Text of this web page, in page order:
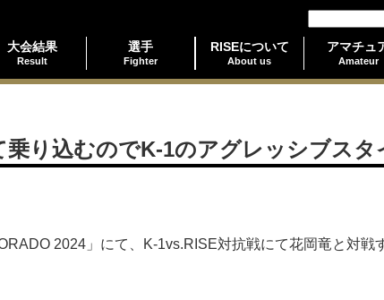
大会結果
Result
選手
Fighter
RISEについて
About us
アマチュ
Amateur
り込むのでK-1のアグレッシブスタ
2024」にて、K-1vs.RISE対抗戦にて花岡竜と対戦